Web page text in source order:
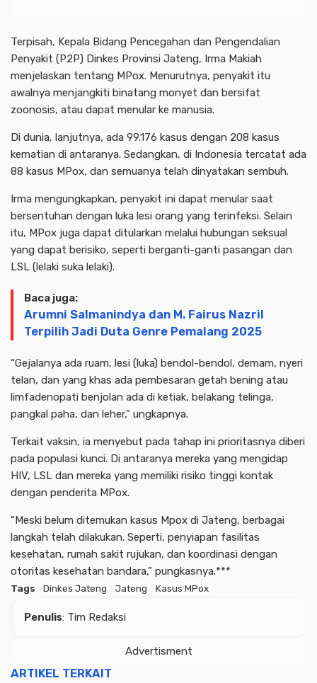
Terpisah, Kepala Bidang Pencegahan dan Pengendalian
Penyakit (P2P) Dinkes Provinsi Jateng, Irma Makiah
menjelaskan tentang MPox. Menurutnya, penyakit itu
awalnya menjangkiti binatang monyet dan bersifat
zoonosis, atau dapat menular ke manusia.
Di dunia, lanjutnya, ada 99.176 kasus dengan 208 kasus
kematian di antaranya. Sedangkan, di Indonesia tercatat ada
88 kasus MPox, dan semuanya telah dinyatakan sembuh.
Irma mengungkapkan, penyakit ini dapat menular saat
bersentuhan dengan luka lesi orang yang terinfeksi. Selain
itu, MPox juga dapat ditularkan melalui hubungan seksual
yang dapat berisiko, seperti berganti-ganti pasangan dan
LSL (lelaki suka lelaki).
Baca juga:
Arumni Salmanindya dan M. Fairus Nazril
Terpilih Jadi Duta Genre Pemalang 2025
“Gejalanya ada ruam, lesi (luka) bendol-bendol, demam, nyeri
telan, dan yang khas ada pembesaran getah bening atau
limfadenopati benjolan ada di ketiak, belakang telinga,
pangkal paha, dan leher,” ungkapnya.
Terkait vaksin, ia menyebut pada tahap ini prioritasnya diberi
pada populasi kunci. Di antaranya mereka yang mengidap
HIV, LSL dan mereka yang memiliki risiko tinggi kontak
dengan penderita MPox.
“Meski belum ditemukan kasus Mpox di Jateng, berbagai
langkah telah dilakukan. Seperti, penyiapan fasilitas
kesehatan, rumah sakit rujukan, dan koordinasi dengan
otoritas kesehatan bandara,” pungkasnya.***
Tags Dinkes Jateng Jateng Kasus MPox
Penulis: Tim Redaksi
Advertisment
ARTIKEL TERKAIT